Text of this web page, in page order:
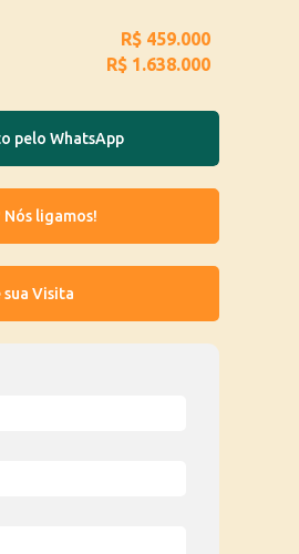
R$ 459.000
R$ 1.638.000
pelo WhatsApp
Nós ligamos!